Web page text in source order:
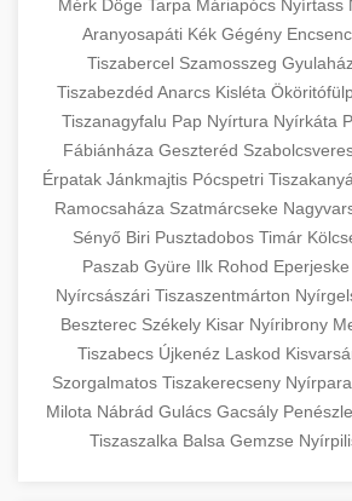
Mérk Döge Tarpa Máriapócs Nyírtass
Aranyosapáti Kék Gégény
Tiszabercel Szamosszeg
Tiszabezdéd Anarcs Kisléta
Tiszanagyfalu Pap Nyírtura Nyírkáta
Fábiánháza Geszteréd
Érpatak Jánkmajtis Pócspetri
Ramocsaháza Szatmárcseke
Sényő Biri Pusztadobos Timár
Paszab Gyüre Ilk Rohod Eperjeske
Nyírcsászári Tiszaszentmárton
Beszterec Székely Kisar Nyíribrony
Tiszabecs Újkenéz Laskod
Szorgalmatos Tiszakerecseny
Milota Nábrád Gulács Gacsály
Tiszaszalka Balsa Gemzse